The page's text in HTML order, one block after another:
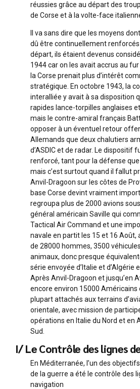
réussies grâce au départ des
de Corse et à la volte-face
Il va sans dire que les moyens
dû être continuellement renforcés
départ, ils étaient devenus
1944 car on les avait accrus au
la Corse prenait plus d’intérêt
stratégique. En octobre 1943, la
interalliée y avait à sa disposition
rapides lance-torpilles anglaises
mais le contre-amiral français
opposer à un éventuel retour
Allemands que deux chalutiers
d’ASDIC et de radar. Le dispositif
renforcé, tant pour la défense que
mais c’est surtout quand il fallut
Anvil-Dragoon sur les côtes de
base Corse devint vraiment
regroupa plus de 2000 avions
général américain Saville qui
Tactical Air Command et une
navale en partit les 15 et 16 Août,
de 28000 hommes, 3500
animaux, donc presque
série envoyée d’Italie et d’Algérie
Après Anvil-Dragoon et jusqu’en
encore environ 15000 Américains
plupart attachés aux terrains
orientale, avec mission de
opérations en Italie du Nord et en
Sud.
I/ Le Contrôle des lignes
En Méditerranée, l’un des
de la guerre a été le contrôle des
navigation